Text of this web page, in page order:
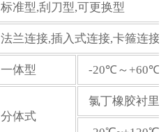
标准型,刮刀型,可更换型
法兰连接,插入式连接,卡箍连接
一体型 -20℃～+60℃
分体式
氯丁橡胶衬里